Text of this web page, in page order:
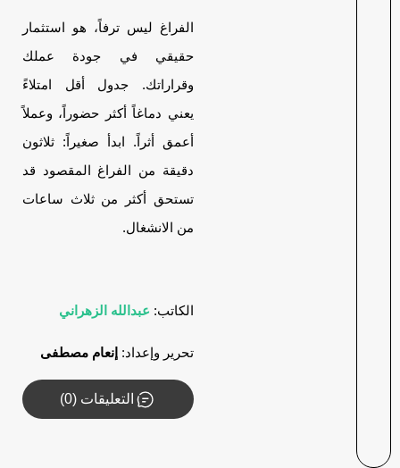
الفراغ ليس ترفاً، هو استثمار
حقيقي في جودة عملك
وقراراتك. جدول أقل امتلاءً
يعني دماغاً أكثر حضوراً، وعملاً
أعمق أثراً. ابدأ صغيراً: ثلاثون
دقيقة من الفراغ المقصود قد
تستحق أكثر من ثلاث ساعات
من الانشغال.
الكاتب: عبدالله الزهراني
تحرير وإعداد: إنعام مصطفى
التعليقات (0)